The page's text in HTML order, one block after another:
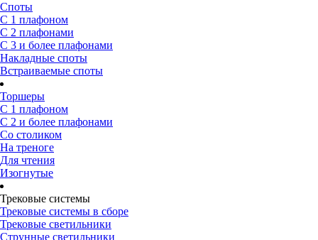
Споты
С 1 плафоном
С 2 плафонами
С 3 и более плафонами
Накладные споты
Встраиваемые споты
Торшеры
С 1 плафоном
С 2 и более плафонами
Со столиком
На треноге
Для чтения
Изогнутые
Трековые системы
Трековые системы в сборе
Трековые светильники
Струнные светильники